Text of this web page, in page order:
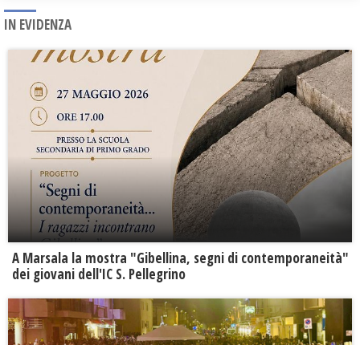
IN EVIDENZA
A Marsala la mostra "Gibellina, segni di contemporaneità"
dei giovani dell'IC S. Pellegrino